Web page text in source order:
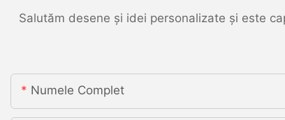
Salutăm desene și idei personalizate și este
Numele Complet